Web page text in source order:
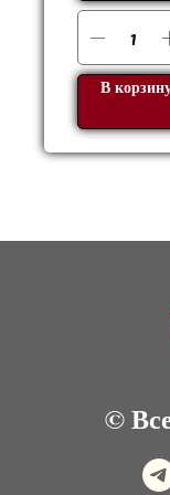
В
©